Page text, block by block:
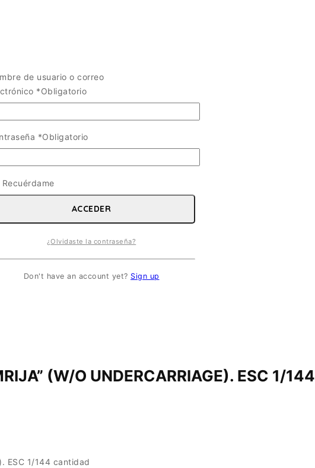
(W/O UNDERCARRIAGE). ESC 1/144
ESC 1/144 cantidad
de usuario o correo
*Obligatorio
*Obligatorio
Recuérdame
ACCEDER
¿Olvidaste la contraseña?
Don't have an account yet? Sign up